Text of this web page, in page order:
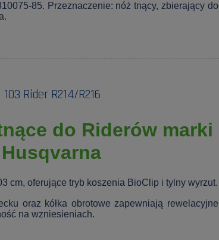
85. Przeznaczenie: nóż tnący, zbierający do
Rider R214/R216
do Riderów marki
Husqvarna
cm, oferujące tryb koszenia BioClip i tylny wyrzut.
oraz kółka obrotowe zapewniają rewelacyjne
na wzniesieniach.